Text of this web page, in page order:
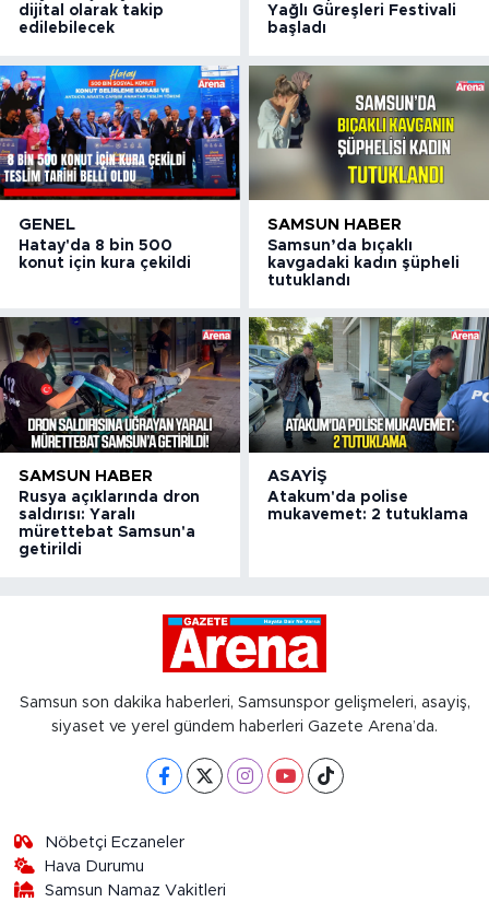
dijital olarak takip
edilebilecek
Yağlı Güreşleri Festivali
başladı
GENEL
Hatay'da 8 bin 500
konut için kura çekildi
SAMSUN HABER
Samsun’da bıçaklı
kavgadaki kadın şüpheli
tutuklandı
SAMSUN HABER
Rusya açıklarında dron
saldırısı: Yaralı
mürettebat Samsun'a
getirildi
ASAYIŞ
Atakum'da polise
mukavemet: 2 tutuklama
Samsun son dakika haberleri, Samsunspor gelişmeleri, asayiş,
siyaset ve yerel gündem haberleri Gazete Arena’da.
Nöbetçi Eczaneler
Hava Durumu
Samsun Namaz Vakitleri